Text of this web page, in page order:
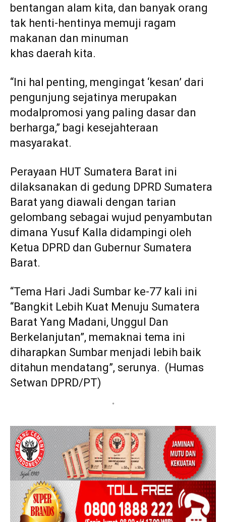
bentangan alam kita, dan banyak orang
tak henti-hentinya memuji ragam
makanan dan minuman
khas daerah kita.
“Ini hal penting, mengingat ‘kesan’ dari
pengunjung sejatinya merupakan
modalpromosi yang paling dasar dan
berharga,” bagi kesejahteraan
masyarakat.
Perayaan HUT Sumatera Barat ini
dilaksanakan di gedung DPRD Sumatera
Barat yang diawali dengan tarian
gelombang sebagai wujud penyambutan
dimana Yusuf Kalla didampingi oleh
Ketua DPRD dan Gubernur Sumatera
Barat.
“Tema Hari Jadi Sumbar ke-77 kali ini
“Bangkit Lebih Kuat Menuju Sumatera
Barat Yang Madani, Unggul Dan
Berkelanjutan”, memaknai tema ini
diharapkan Sumbar menjadi lebih baik
ditahun mendatang”, serunya. (Humas
Setwan DPRD/PT)
*